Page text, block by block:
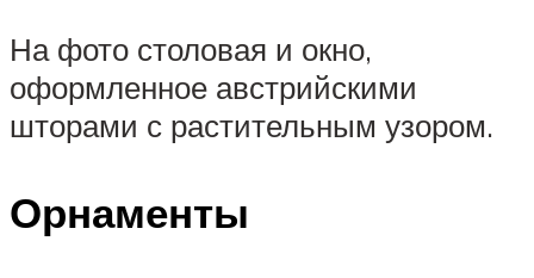
На фото столовая и окно,
оформленное австрийскими
шторами с растительным узором.
Орнаменты